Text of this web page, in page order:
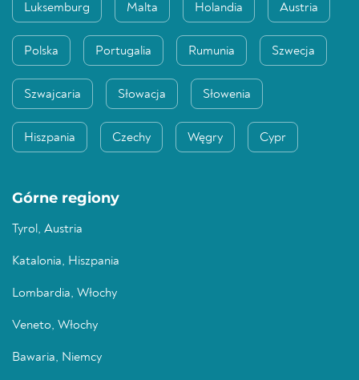
Luksemburg Malta Holandia Austria
Polska Portugalia Rumunia Szwecja
Szwajcaria Słowacja Słowenia
Hiszpania Czechy Węgry Cypr
Górne regiony
Tyrol, Austria
Katalonia, Hiszpania
Lombardia, Włochy
Veneto, Włochy
Bawaria, Niemcy